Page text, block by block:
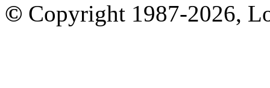
© Copyright 1987-2026,